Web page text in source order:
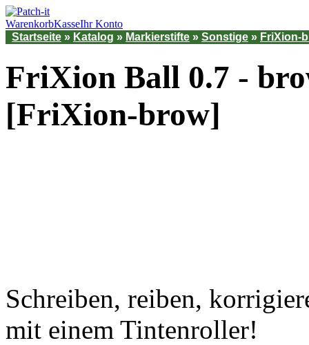
WarenkorbKasseIhr Konto
Startseite » Katalog » Markierstifte » Sonstige » FriXion-
FriXion Ball 0.7 -
[FriXion-brow]
Schreiben, reiben,
mit einem Tintenroller!